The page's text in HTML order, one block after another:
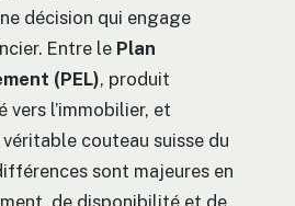
décision qui engage
Entre le Plan
(PEL), produit
vers l’immobilier, et
véritable couteau suisse du
sont majeures en